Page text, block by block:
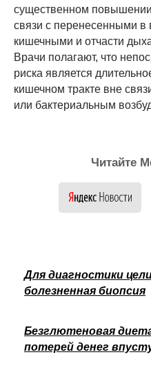
существенном повышении
связи с перенесенными в
кишечными и отчасти
Врачи полагают, что
риска является
кишечном тракте вне
или бактериальным
Читайте
Для диагностики
болезненная биопсия
Безглютеновая
потерей денег